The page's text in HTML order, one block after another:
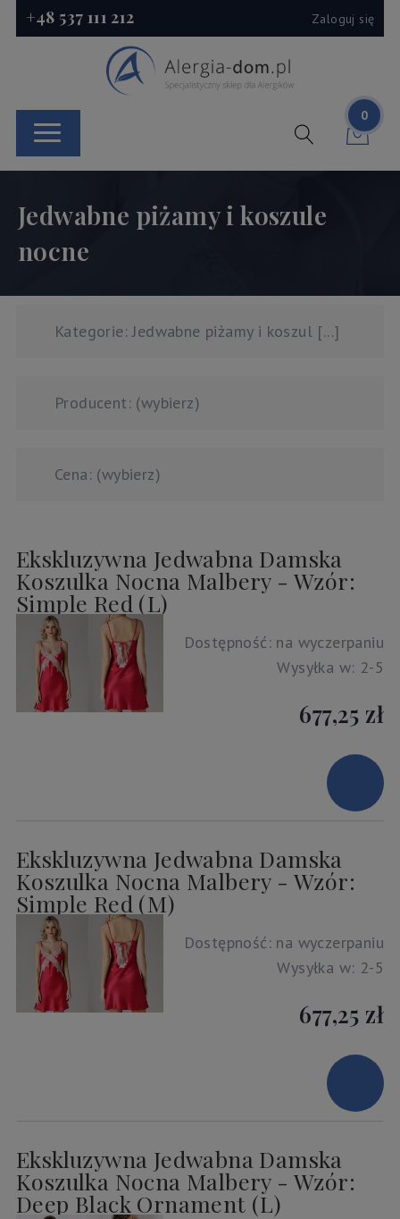
+48 537 111 212 Zaloguj się
0
Jedwabne piżamy i koszule
nocne
Kategorie: Jedwabne piżamy i koszul [...]
Producent: (wybierz)
Cena: (wybierz)
Ekskluzywna Jedwabna Damska
Koszulka Nocna Malbery - Wzór:
Simple Red (L)
Dostępność: na wyczerpaniu
Wysyłka w: 2-5
677,25 zł
Ekskluzywna Jedwabna Damska
Koszulka Nocna Malbery - Wzór:
Simple Red (M)
Dostępność: na wyczerpaniu
Wysyłka w: 2-5
677,25 zł
Ekskluzywna Jedwabna Damska
Koszulka Nocna Malbery - Wzór:
Deep Black Ornament (L)